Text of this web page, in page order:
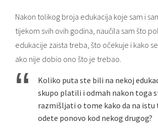
Nakon tolikog broja edukacija koje sam i
tijekom svih ovih godina, naučila sam što
edukacije zaista treba, što očekuje i kako
ako nije dobio ono što je trebao.
Koliko puta ste bili na nekoj
skupo platili i odmah nakon toga
razmišljati o tome kako da na istu
odete ponovo kod nekog drugog?